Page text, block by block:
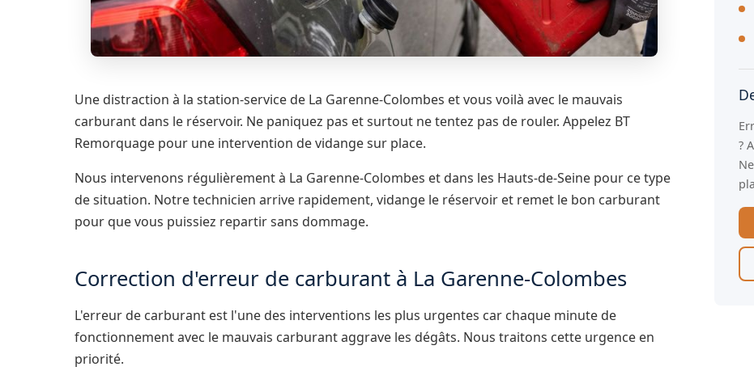
Une distraction à la station-service de La Garenne-Colombes et vous voilà avec le mauvais
carburant dans le réservoir. Ne paniquez pas et surtout ne tentez pas de rouler. Appelez BT
Remorquage pour une intervention de vidange sur place.
Nous intervenons régulièrement à La Garenne-Colombes et dans les Hauts-de-Seine pour ce type
de situation. Notre technicien arrive rapidement, vidange le réservoir et remet le bon carburant
pour que vous puissiez repartir sans dommage.
Correction d'erreur de carburant à La Garenne-Colombes
L'erreur de carburant est l'une des interventions les plus urgentes car chaque minute de
fonctionnement avec le mauvais carburant aggrave les dégâts. Nous traitons cette urgence en
priorité.
?